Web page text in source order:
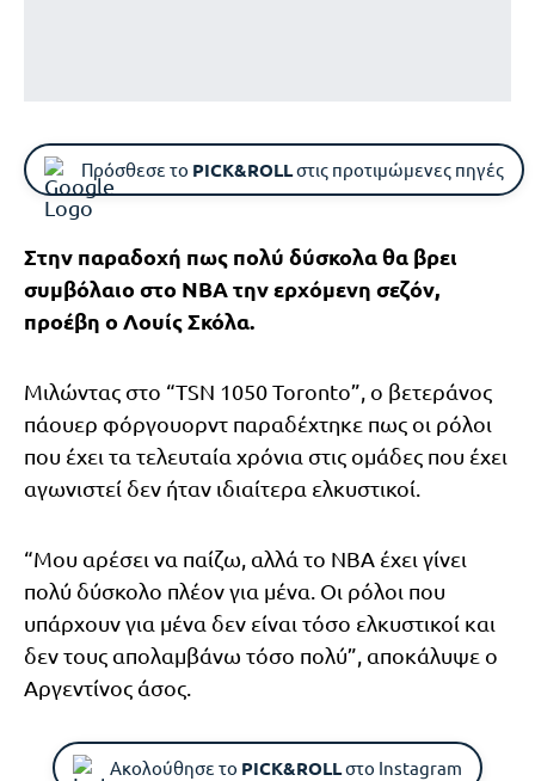
Πρόσθεσε το PICK&ROLLστις προτιμώμενες πηγές
Στην παραδοχή πως πολύ δύσκολα θα βρει
συμβόλαιο στο NBA την ερχόμενη σεζόν,
προέβη ο Λουίς Σκόλα.
Μιλώντας στο “TSN 1050 Toronto”, ο βετεράνος
πάουερ φόργουορντ παραδέχτηκε πως οι ρόλοι
που έχει τα τελευταία χρόνια στις ομάδες που έχει
αγωνιστεί δεν ήταν ιδιαίτερα ελκυστικοί.
“Μου αρέσει να παίζω, αλλά το NBA έχει γίνει
πολύ δύσκολο πλέον για μένα. Οι ρόλοι που
υπάρχουν για μένα δεν είναι τόσο ελκυστικοί και
δεν τους απολαμβάνω τόσο πολύ”, αποκάλυψε ο
Αργεντίνος άσος.
Ακολούθησε το PICK&ROLLστο Instagram